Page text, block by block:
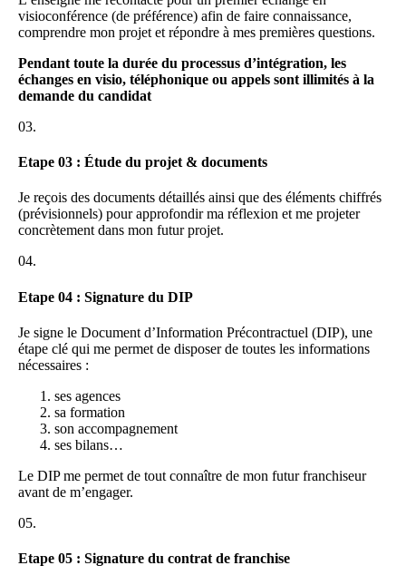
visioconférence (de préférence) afin de faire connaissance,
comprendre mon projet et répondre à mes premières questions.
Pendant toute la durée du processus d’intégration, les
échanges en visio, téléphonique ou appels sont illimités à la
demande du candidat
03.
Etape 03 : Étude du projet & documents
Je reçois des documents détaillés ainsi que des éléments chiffrés
(prévisionnels) pour approfondir ma réflexion et me projeter
concrètement dans mon futur projet.
04.
Etape 04 : Signature du DIP
Je signe le Document d’Information Précontractuel (DIP), une
étape clé qui me permet de disposer de toutes les informations
nécessaires :
ses agences
sa formation
son accompagnement
ses bilans…
Le DIP me permet de tout connaître de mon futur franchiseur
avant de m’engager.
05.
Etape 05 : Signature du contrat de franchise